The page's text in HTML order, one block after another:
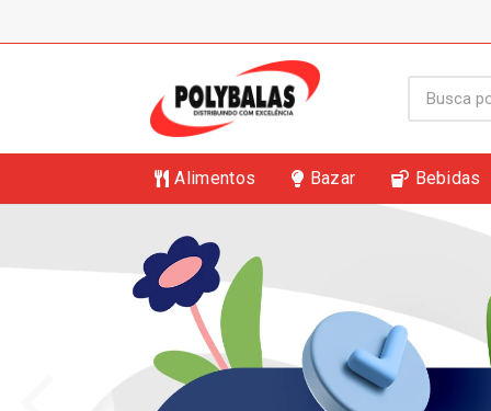
Alimentos Bazar Bebidas